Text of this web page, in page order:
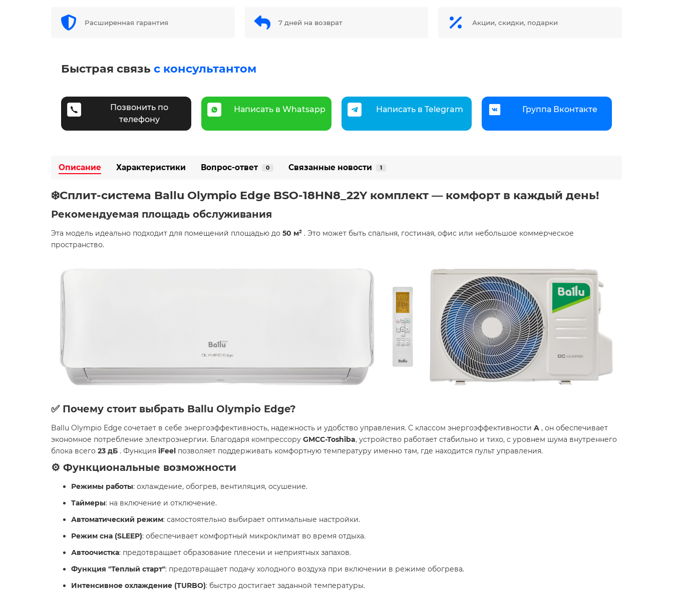
Расширенная гарантия 7 дней на возврат Акции, скидки, подарки
Быстрая связь с консультантом
Позвонить по
телефону
Написать в Whatsapp Написать в Telegram Группа Вконтакте
Описание Характеристики Вопрос-ответ 0 Связанные новости 1
❄️Сплит-система Ballu Olympio Edge BSO-18HN8_22Y комплект — комфорт в каждый день!
Рекомендуемая площадь обслуживания
Эта модель идеально подходит для помещений площадью до 50 м² . Это может быть спальня, гостиная, офис или небольшое коммерческое
пространство.​
✅ Почему стоит выбрать Ballu Olympio Edge?
Ballu Olympio Edge сочетает в себе энергоэффективность, надежность и удобство управления. С классом энергоэффективности A , он обеспечивает
экономное потребление электроэнергии. Благодаря компрессору GMCC-Toshiba, устройство работает стабильно и тихо, с уровнем шума внутреннего
блока всего 23 дБ . Функция iFeel позволяет поддерживать комфортную температуру именно там, где находится пульт управления.​
⚙️ Функциональные возможности
Режимы работы: охлаждение, обогрев, вентиляция, осушение.
Таймеры: на включение и отключение.
Автоматический режим: самостоятельно выбирает оптимальные настройки.
Режим сна (SLEEP): обеспечивает комфортный микроклимат во время отдыха.
Автоочистка: предотвращает образование плесени и неприятных запахов.
Функция "Теплый старт": предотвращает подачу холодного воздуха при включении в режиме обогрева.
Интенсивное охлаждение (TURBO): быстро достигает заданной температуры.​